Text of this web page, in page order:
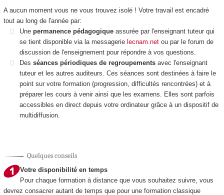
A aucun moment vous ne vous trouvez isolé ! Votre travail est encadré
tout au long de l'année par:
Une permanence pédagogique assurée par l'enseignant tuteur qui
se tient disponible via la messagerie lecnam.net ou par le forum de
discussion de l'enseignement pour répondre à vos questions.
Des séances périodiques de regroupements avec l'enseignant
tuteur et les autres auditeurs. Ces séances sont destinées à faire le
point sur votre formation (progression, difficultés rencontrées) et à
préparer les cours à venir ainsi que les examens. Elles sont parfois
accessibles en direct depuis votre ordinateur grâce à un dispositif de
multidiffusion.
Quelques conseils
Votre disponibilité en temps
Pour chaque formation à distance que vous souhaitez suivre, vous
devrez consacrer autant de temps que pour une formation classique